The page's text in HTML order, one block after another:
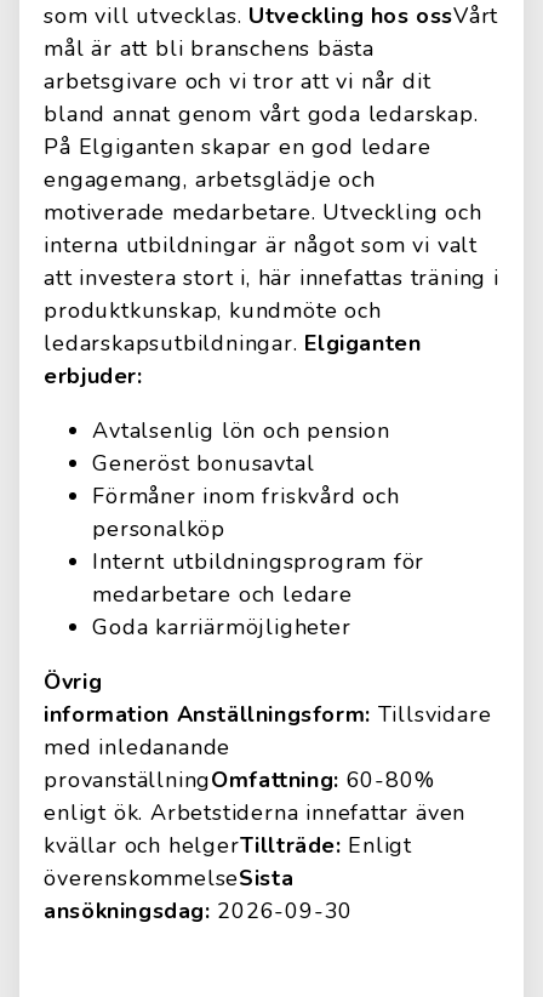
som vill utvecklas. Utveckling hos ossVårt
mål är att bli branschens bästa
arbetsgivare och vi tror att vi når dit
bland annat genom vårt goda ledarskap.
På Elgiganten skapar en god ledare
engagemang, arbetsglädje och
motiverade medarbetare. Utveckling och
interna utbildningar är något som vi valt
att investera stort i, här innefattas träning i
produktkunskap, kundmöte och
ledarskapsutbildningar. Elgiganten
erbjuder:
Avtalsenlig lön och pension
Generöst bonusavtal
Förmåner inom friskvård och
personalköp
Internt utbildningsprogram för
medarbetare och ledare
Goda karriärmöjligheter
Övrig
information Anställningsform: Tillsvidare
med inledanande
provanställningOmfattning: 60-80%
enligt ök. Arbetstiderna innefattar även
kvällar och helgerTillträde: Enligt
överenskommelseSista
ansökningsdag: 2026-09-30